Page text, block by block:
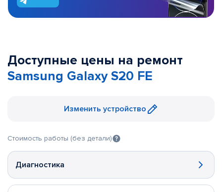
Доступные цены на ремонт
Samsung Galaxy S20 FE
Изменить устройство
Стоимость работы (без детали)
Диагностика